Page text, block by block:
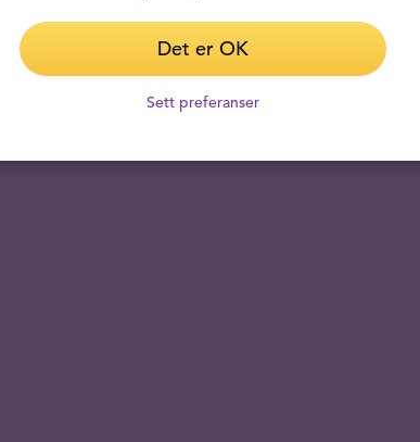
Det er OK
Sett preferanser